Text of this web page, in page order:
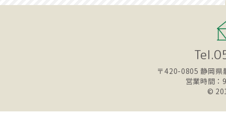
〒420-0805静岡県
営業時間：
©